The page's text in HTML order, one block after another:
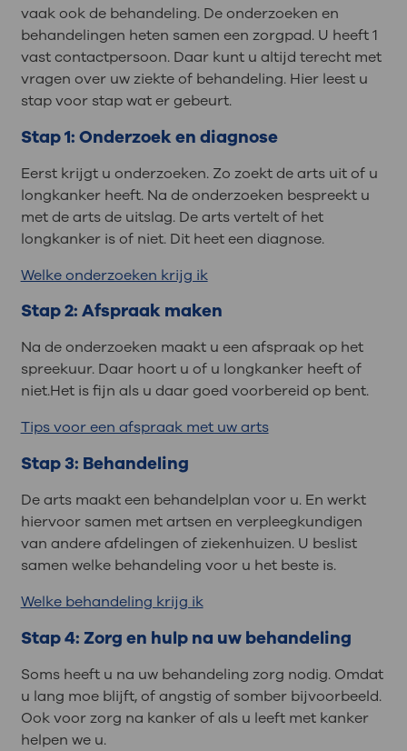
vaak ook de behandeling. De onderzoeken en
behandelingen heten samen een zorgpad. U heeft 1
vast contactpersoon. Daar kunt u altijd terecht met
vragen over uw ziekte of behandeling. Hier leest u
stap voor stap wat er gebeurt.
Stap 1: Onderzoek en diagnose
Eerst krijgt u onderzoeken. Zo zoekt de arts uit of u
longkanker heeft. Na de onderzoeken bespreekt u
met de arts de uitslag. De arts vertelt of het
longkanker is of niet. Dit heet een diagnose.
Welke onderzoeken krijg ik
Stap 2: Afspraak maken
Na de onderzoeken maakt u een afspraak op het
spreekuur. Daar hoort u of u longkanker heeft of
niet.Het is fijn als u daar goed voorbereid op bent.
Tips voor een afspraak met uw arts
Stap 3: Behandeling
De arts maakt een behandelplan voor u. En werkt
hiervoor samen met artsen en verpleegkundigen
van andere afdelingen of ziekenhuizen. U beslist
samen welke behandeling voor u het beste is.
Welke behandeling krijg ik
Stap 4: Zorg en hulp na uw behandeling
Soms heeft u na uw behandeling zorg nodig. Omdat
u lang moe blijft, of angstig of somber bijvoorbeeld.
Ook voor zorg na kanker of als u leeft met kanker
helpen we u.